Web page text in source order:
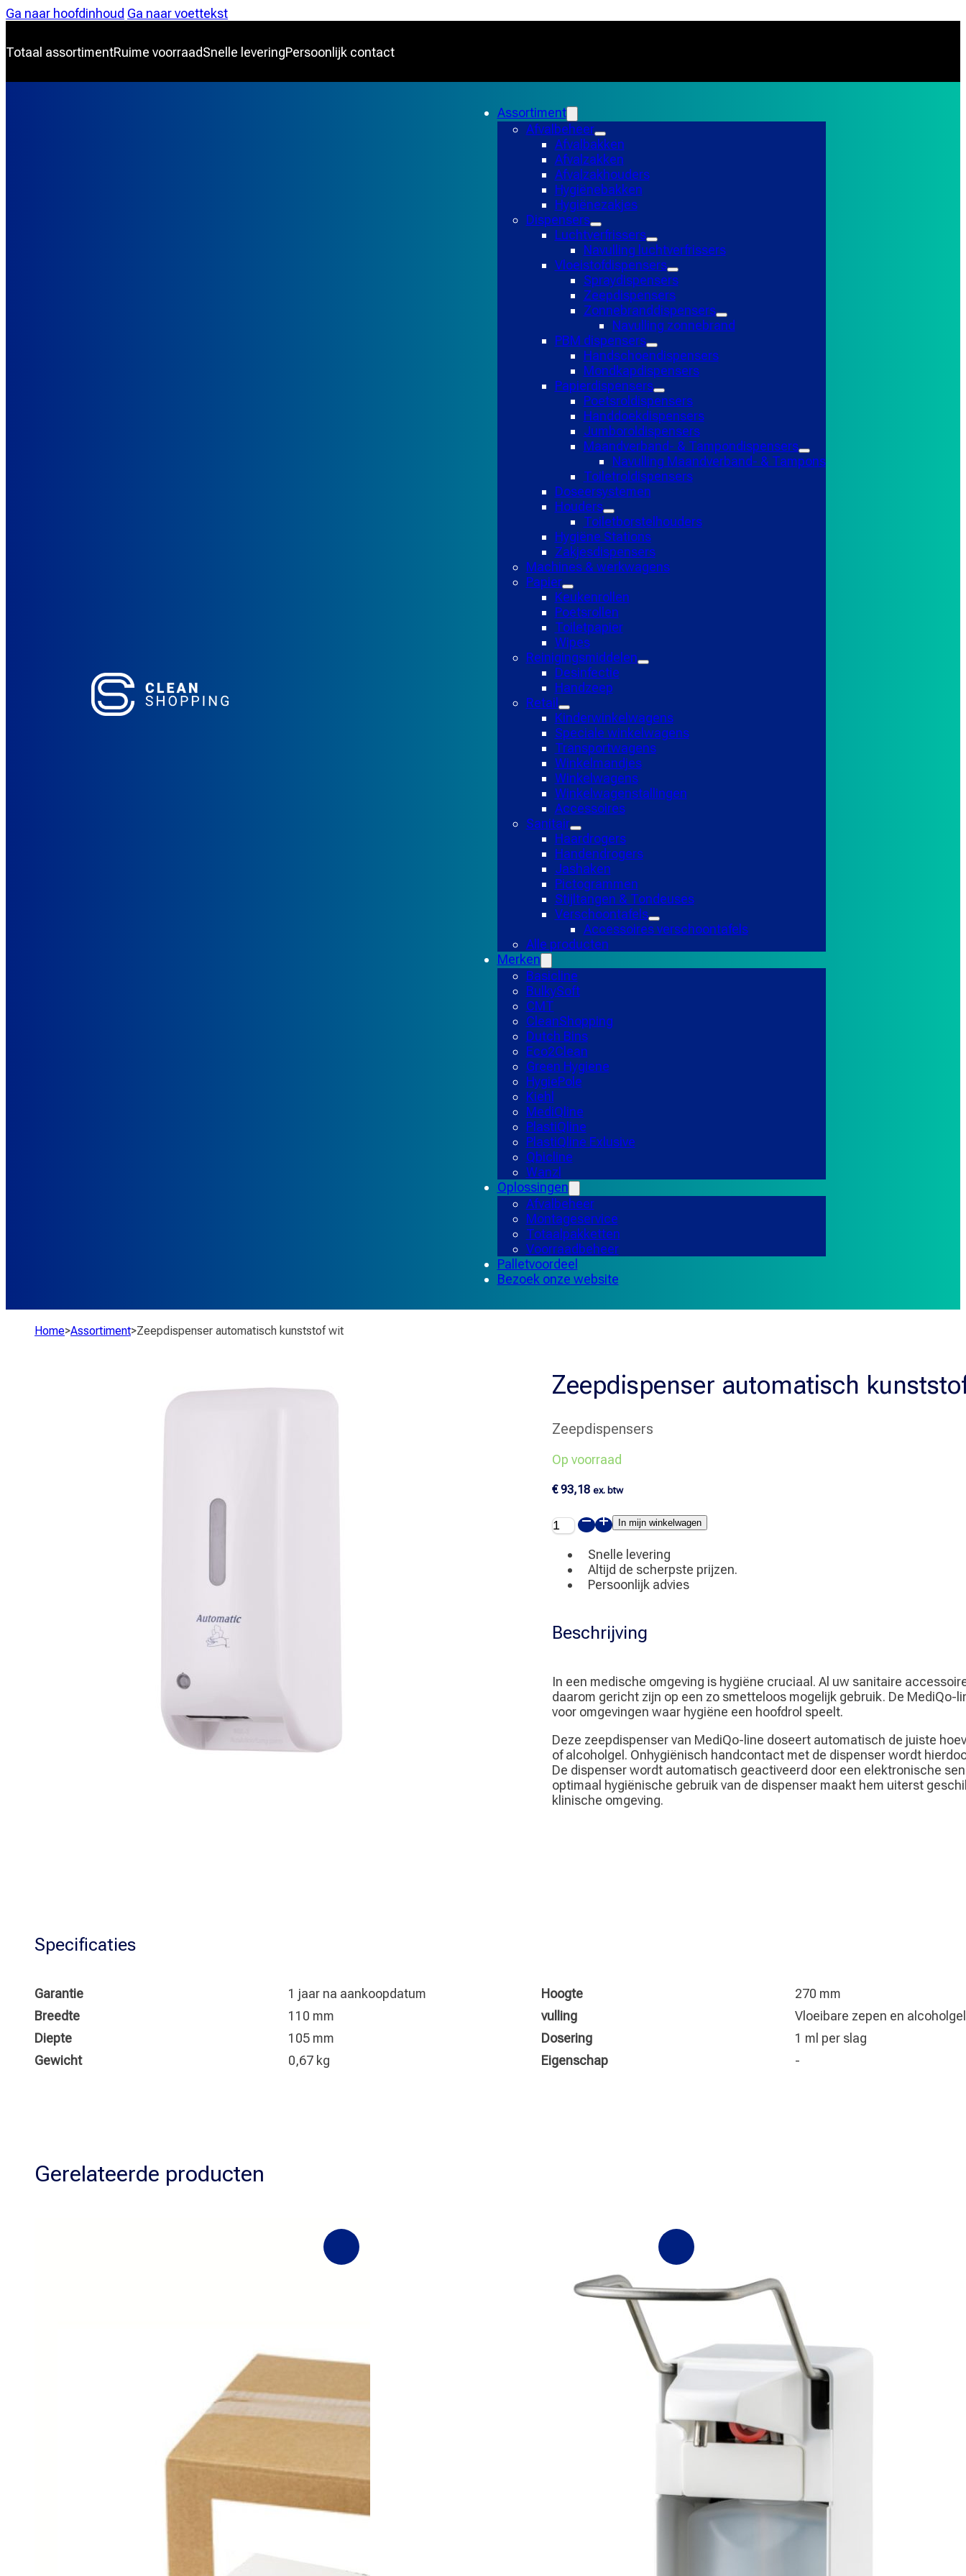
Ga naar hoofdinhoud Ga naar voettekst
Totaal assortimentRuime voorraadSnelle leveringPersoonlijk contact
Assortiment
Afvalbeheer
Afvalbakken
Afvalzakken
Afvalzakhouders
Hygiënebakken
Hygiënezakjes
Dispensers
Luchtverfrissers
Navulling luchtverfrissers
Vloeistofdispensers
Spraydispensers
Zeepdispensers
Zonnebranddispensers
Navulling zonnebrand
PBM dispensers
Handschoendispensers
Mondkapdispensers
Papierdispensers
Poetsroldispensers
Handdoekdispensers
Jumboroldispensers
Maandverband- & Tampondispensers
Navulling Maandverband- & Tampons
Toiletroldispensers
Doseersystemen
Houders
Toiletborstelhouders
Hygiëne Stations
Zakjesdispensers
Machines & werkwagens
Papier
Keukenrollen
Poetsrollen
Toiletpapier
Wipes
Reinigingsmiddelen
Desinfectie
Handzeep
Retail
Kinderwinkelwagens
Speciale winkelwagens
Transportwagens
Winkelmandjes
Winkelwagens
Winkelwagenstallingen
Accessoires
Sanitair
Haardrogers
Handendrogers
Jashaken
Pictogrammen
Stijltangen & Tondeuses
Verschoontafels
Accessoires verschoontafels
Alle producten
Merken
Basicline
BulkySoft
CMT
CleanShopping
Dutch Bins
Eco2Clean
Green Hygiene
HygiePole
Kiehl
MediQline
PlastiQline
PlastiQline Exlusive
Qbicline
Wanzl
Oplossingen
Afvalbeheer
Montageservice
Totaalpakketten
Voorraadbeheer
Palletvoordeel
Bezoek onze website
Home>Assortiment>Zeepdispenser automatisch kunststof wit
Zeepdispenser automatisch
Zeepdispensers
Op voorraad
€93,18 ex. btw
Zeepdispenser
automatisch
kunststof
In mijn winkelwagen
Snelle levering
Altijd de scherpste prijzen.
Persoonlijk advies
Beschrijving
In een medische omgeving is hygiëne cruciaal. Al uw sanitaire
daarom gericht zijn op een zo smetteloos mogelijk gebruik. De MediQo-
voor omgevingen waar hygiëne een hoofdrol speelt.
Deze zeepdispenser van MediQo-line doseert automatisch de juiste
of alcoholgel. Onhygiënisch handcontact met de dispenser wordt
De dispenser wordt automatisch geactiveerd door een elektronische
optimaal hygiënische gebruik van de dispenser maakt hem uiterst
klinische omgeving.
Specificaties
Garantie 1 jaar na aankoopdatum Hoogte
270 mm
Breedte
110 mm vulling
Vloeibare zepen en alcoholgel
Diepte
105 mm Dosering
1 ml per slag
Gewicht
0,67 kg Eigenschap -
Gerelateerde producten